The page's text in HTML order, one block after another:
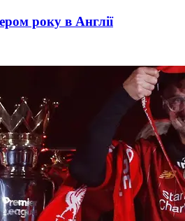
року в Англії